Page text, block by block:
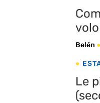
Belén
Le